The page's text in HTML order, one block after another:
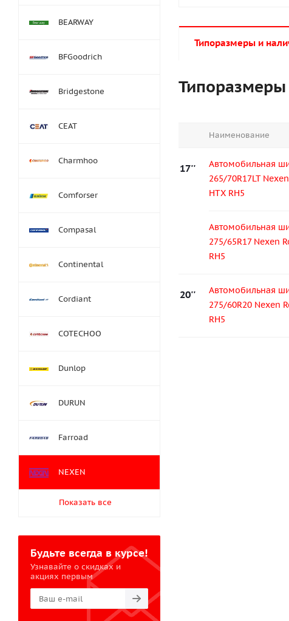
Типоразмеры и
Типоразмеры
Наименование
17''
Автомобильная
265/70R17LT
HTX RH5
Автомобильная
275/65R17 Nexen
RH5
20''
Автомобильная
275/60R20 Nexen
RH5
BEARWAY
BFGoodrich
Bridgestone
CEAT
Charmhoo
Comforser
Compasal
Continental
Cordiant
COTECHOO
Dunlop
DURUN
Farroad
NEXEN
Показать все
Будьте всегда в курсе!
Узнавайте о скидках и
акциях первым